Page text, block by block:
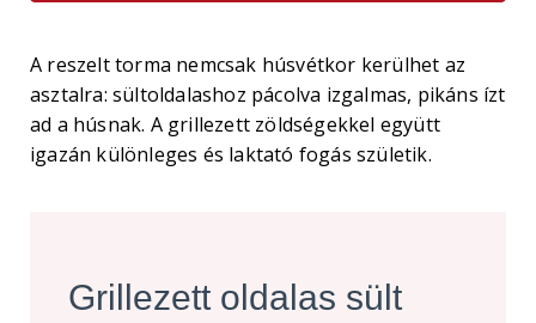
A reszelt torma nemcsak húsvétkor kerülhet az
asztalra: sültoldalashoz pácolva izgalmas, pikáns ízt
ad a húsnak. A grillezett zöldségekkel együtt
igazán különleges és laktató fogás születik.
Grillezett oldalas sült